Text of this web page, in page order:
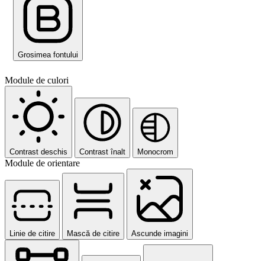
Grosimea fontului
Module de culori
Contrast deschis Contrast înalt Monocrom
Module de orientare
Linie de citire Mască de citire Ascunde imagini